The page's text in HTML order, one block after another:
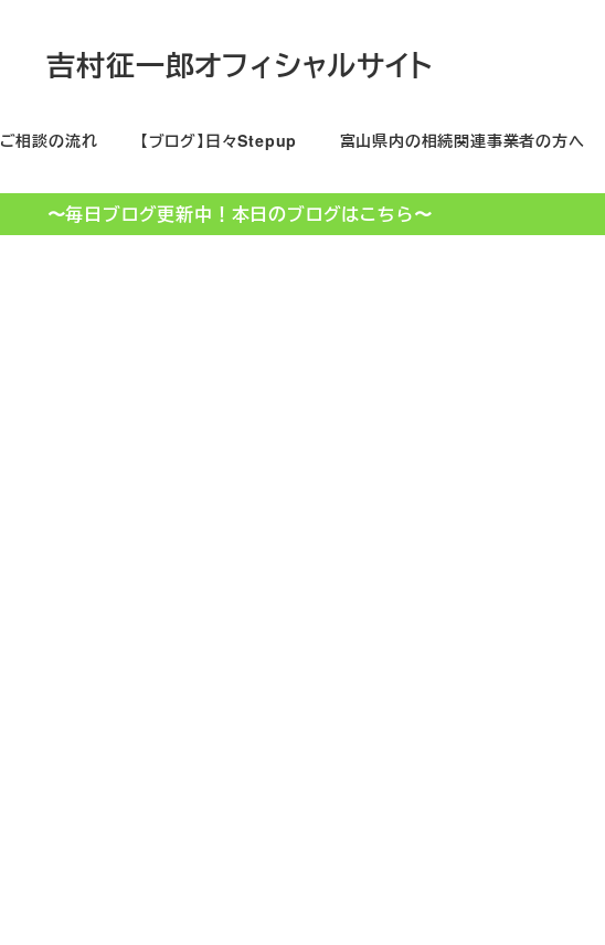
吉村征一郎オフィシャルサイト
ご相談の流れ 【ブログ】日々Stepup 富山県内の相続関連事業者の方へ
〜毎日ブログ更新中！本日のブログはこちら〜